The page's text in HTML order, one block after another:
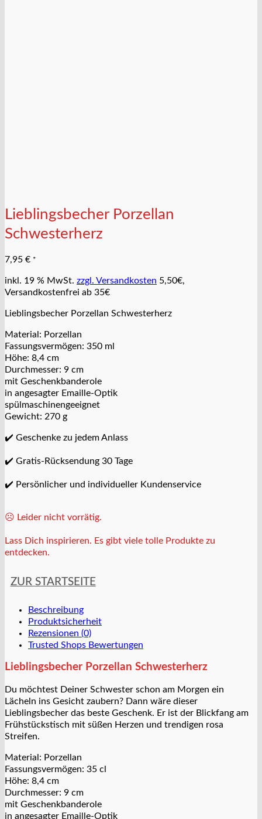
Lieblingsbecher Porzellan
Schwesterherz
7,95 € *
inkl. 19 % MwSt. zzgl. Versandkosten 5,50€,
Versandkostenfrei ab 35€
Lieblingsbecher Porzellan Schwesterherz
Material: Porzellan
Fassungsvermögen: 350 ml
Höhe: 8,4 cm
Durchmesser: 9 cm
mit Geschenkbanderole
in angesagter Emaille-Optik
spülmaschinengeeignet
Gewicht: 270 g
✔️ Geschenke zu jedem Anlass
✔️ Gratis-Rücksendung 30 Tage
✔️ Persönlicher und individueller Kundenservice
☹️ Leider nicht vorrätig.
Lass Dich inspirieren. Es gibt viele tolle Produkte zu
entdecken.
ZUR STARTSEITE
Beschreibung
Produktsicherheit
Rezensionen (0)
Trusted Shops Bewertungen
Lieblingsbecher Porzellan Schwesterherz
Du möchtest Deiner Schwester schon am Morgen ein
Lächeln ins Gesicht zaubern? Dann wäre dieser
Lieblingsbecher das beste Geschenk. Er ist der Blickfang am
Frühstückstisch mit süßen Herzen und trendigen rosa
Streifen.
Material: Porzellan
Fassungsvermögen: 35 cl
Höhe: 8,4 cm
Durchmesser: 9 cm
mit Geschenkbanderole
in angesagter Emaille-Optik